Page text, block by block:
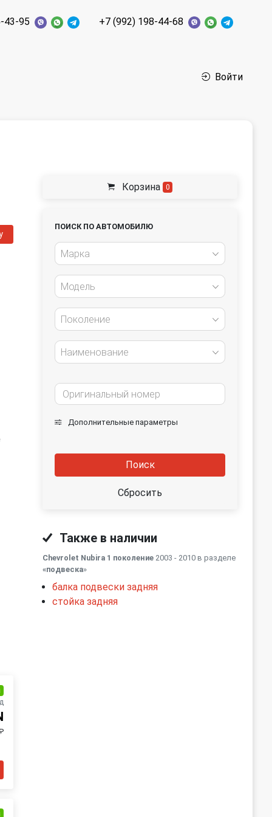
43-95 +7 (992) 198-44-68
Войти
Корзина 0
ПОИСК ПО АВТОМОБИЛЮ
Марка
Модель
Поколение
Наименование
Дополнительные параметры
Поиск
Сбросить
Также в наличии
Chevrolet Nubira 1 поколение 2003 - 2010 в разделе
«подвеска»
балка подвески задняя
стойка задняя